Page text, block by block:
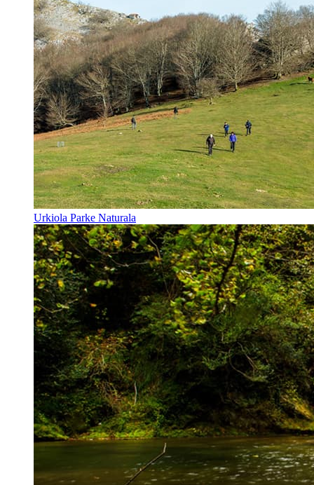
Urkiola Parke Naturala